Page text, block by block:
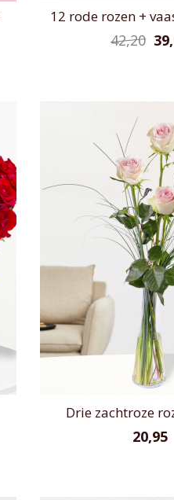
12 rode rozen +
42,20
Drie zachtroze
20,95